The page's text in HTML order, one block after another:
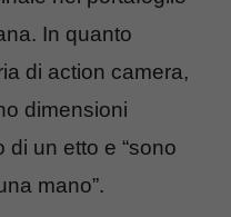
In quanto
di action camera,
dimensioni
un etto e “sono
mano”.